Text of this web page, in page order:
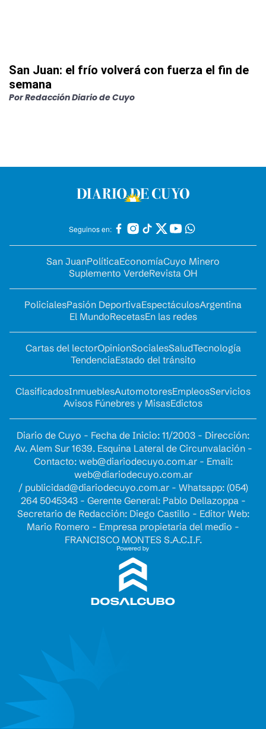
San Juan: el frío volverá con fuerza el fin de
semana
PorRedacción Diario de Cuyo
Seguinos en:
San JuanPolíticaEconomíaCuyo Minero
Suplemento VerdeRevista OH
PolicialesPasión DeportivaEspectáculosArgentina
El MundoRecetasEn las redes
Cartas del lectorOpinionSocialesSaludTecnología
TendenciaEstado del tránsito
ClasificadosInmueblesAutomotoresEmpleosServicios
Avisos Fúnebres y MisasEdictos
Diario de Cuyo - Fecha de Inicio: 11/2003 - Dirección:
Av. Alem Sur 1639. Esquina Lateral de Circunvalación -
Contacto: web@diariodecuyo.com.ar- Email:
web@diariodecuyo.com.ar
/ publicidad@diariodecuyo.com.ar- Whatsapp: (054)
264 5045343 - Gerente General: Pablo Dellazoppa -
Secretario de Redacción: Diego Castillo - Editor Web:
Mario Romero - Empresa propietaria del medio -
FRANCISCO MONTES S.A.C.I.F.